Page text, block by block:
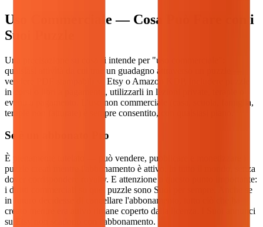
Uso Commerciale — Cosa Può Fare con i
Suoi Puzzle
Una precisazione su cosa si intende per "uso commerciale":
qualsiasi attività da cui trae un guadagno attraverso un puzzle —
vendere PDF stampabili su Etsy o Amazon KDP, includere puzzle
in corsi o libri a pagamento, utilizzarli in lezioni private, terapie o
eventi a pagamento. L'uso non commerciale (casa, scuola, famiglia,
terapie non fatturate) è sempre consentito, con qualsiasi piano.
Se è un abbonato Pro
È pienamente tutelato — può vendere, pubblicare e monetizzare i
puzzle creati mentre l'abbonamento è attivo, in tutto il mondo, senza
dover corrispondere royalty. E attenzione a questo punto importante:
i diritti commerciali su quei puzzle sono Suoi per sempre. Anche se
in futuro decidesse di cancellare l'abbonamento, tutto ciò che ha
creato mentre era attivo rimane coperto dalla licenza. I Suoi annunci
su Etsy non scadono con l'abbonamento.